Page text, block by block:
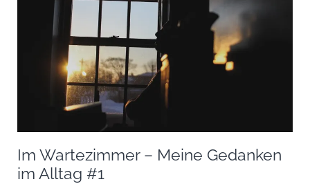
Im Wartezimmer – Meine Gedanken
im Alltag #1